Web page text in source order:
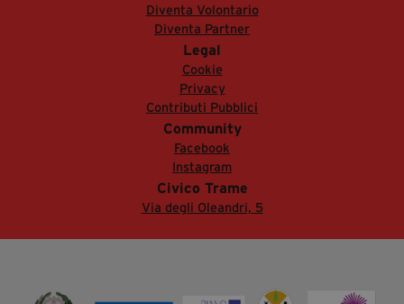
Diventa Volontario
Diventa Partner
Legal
Cookie
Privacy
Contributi Pubblici
Community
Facebook
Instagram
Civico Trame
Via degli Oleandri, 5